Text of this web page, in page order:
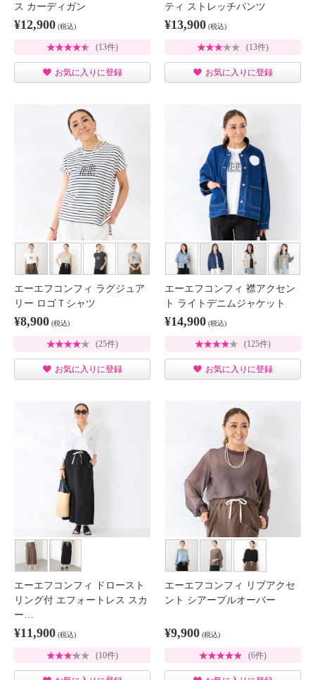
ス カーディガン
¥12,900 (税込)
(13件)
お気に入りに登録
ティ ストレッチパンツ
¥13,900 (税込)
(13件)
お気に入りに登録
エーエフコンフィ ラグジュア
リー ロゴＴシャツ
¥8,900 (税込)
(25件)
お気に入りに登録
エーエフコンフィ 襟アクセン
ト ライトデニムジャケット
¥14,900 (税込)
(125件)
お気に入りに登録
エーエフコンフィ ドロースト
リング付 エフォートレス スカ
ー…
¥11,900 (税込)
(10件)
エーエフコンフィ リブアクセ
ント シアープルオーバー
¥9,900 (税込)
(6件)